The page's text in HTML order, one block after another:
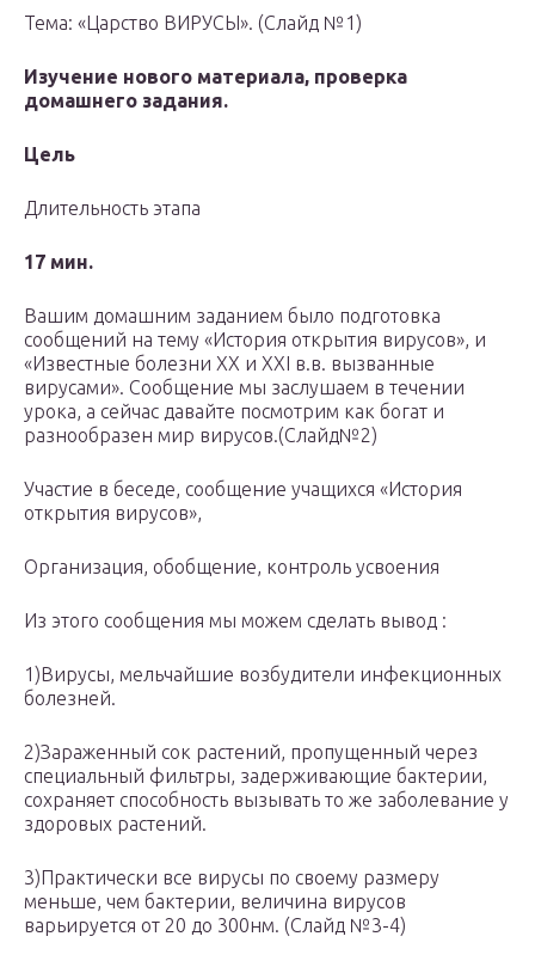
Тема: «Царство ВИРУСЫ». (Слайд №1)
Изучение нового материала, проверка
домашнего задания.
Цель
Длительность этапа
17 мин.
Вашим домашним заданием было подготовка
сообщений на тему «История открытия вирусов», и
«Известные болезни XX и XXI в.в. вызванные
вирусами». Сообщение мы заслушаем в течении
урока, а сейчас давайте посмотрим как богат и
разнообразен мир вирусов.(Слайд№2)
Участие в беседе, сообщение учащихся «История
открытия вирусов»,
Организация, обобщение, контроль усвоения
Из этого сообщения мы можем сделать вывод :
1)Вирусы, мельчайшие возбудители инфекционных
болезней.
2)Зараженный сок растений, пропущенный через
специальный фильтры, задерживающие бактерии,
сохраняет способность вызывать то же заболевание у
здоровых растений.
3)Практически все вирусы по своему размеру
меньше, чем бактерии, величина вирусов
варьируется от 20 до 300нм. (Слайд №3-4)